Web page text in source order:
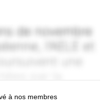
à nos membres